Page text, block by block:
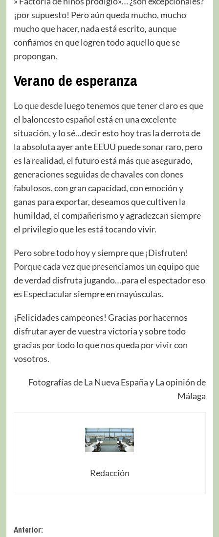
¡por supuesto! Pero aún queda mucho, mucho
mucho que hacer, nada está escrito, aunque
confiamos en que logren todo aquello que se
propongan.
Verano de esperanza
Lo que desde luego tenemos que tener claro es que
el baloncesto español está en una excelente
situación, y lo sé…decir esto hoy tras la derrota de
la absoluta ayer ante EEUU puede sonar raro, pero
es la realidad, el futuro está más que asegurado,
generaciones seguidas de chavales con dones
fabulosos, con gran capacidad, con emoción y
ganas para exportar, deseamos que cultiven la
humildad, el compañerismo y agradezcan siempre
el privilegio que les está tocando vivir.
Pero sobre todo hoy y siempre que ¡Disfruten!
Porque cada vez que presenciamos un equipo que
de verdad disfruta jugando…para el espectador eso
es Espectacular siempre en mayúsculas.
¡Felicidades campeones! Gracias por hacernos
disfrutar ayer de vuestra victoria y sobre todo
gracias por todo lo que nos queda por vivir con
vosotros.
Fotografías de La Nueva España y La opinión de
Málaga
Redacción
Anterior: